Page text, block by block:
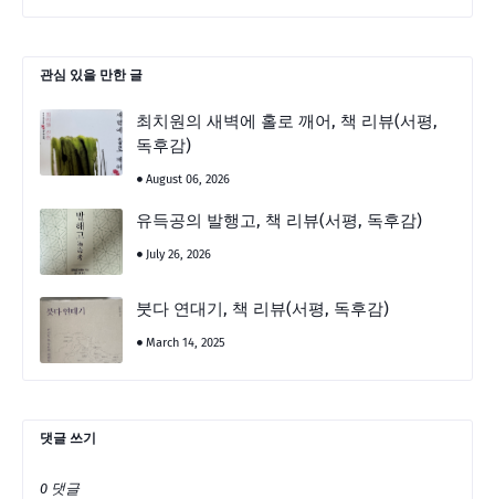
관심 있을 만한 글
최치원의 새벽에 홀로 깨어, 책 리뷰(서평,
독후감)
August 06, 2026
유득공의 발행고, 책 리뷰(서평, 독후감)
July 26, 2026
붓다 연대기, 책 리뷰(서평, 독후감)
March 14, 2025
댓글 쓰기
0 댓글